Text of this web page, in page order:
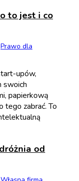
to jest i co
Prawo dla
upów,
swoich
papierkową
tego zabrać. To
od